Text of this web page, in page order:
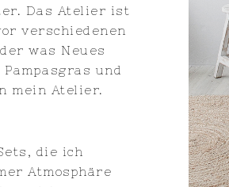
Das Atelier ist
verschiedenen
was Neues
und
mein Atelier.
die ich
Atmosphäre